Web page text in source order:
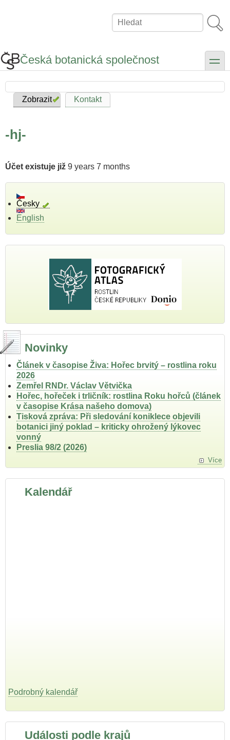
Hledat
Česká botanická společnost toggle
Hlavní
Zobrazit Kontakt
-hj-
Účet existuje již 9 years 7 months
Česky
English
Novinky
Článek v časopise Živa: Hořec brvitý – rostlina roku
2026
Zemřel RNDr. Václav Větvička
Hořec, hořeček i trličník: rostlina Roku hořců (článek
v časopise Krása našeho domova)
Tisková zpráva: Při sledování koniklece objevili
botanici jiný poklad – kriticky ohrožený lýkovec
vonný
Preslia 98/2 (2026)
Více
Kalendář
Podrobný kalendář
Události podle krajů